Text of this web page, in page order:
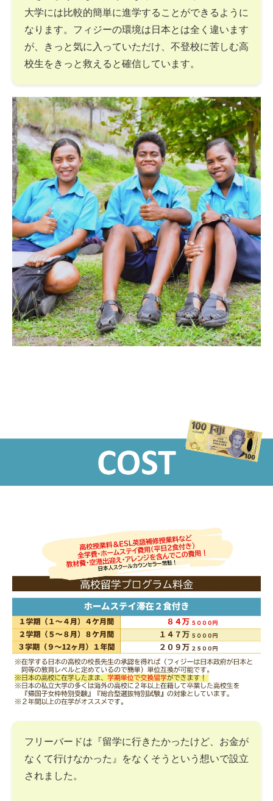
大学には比較的簡単に進学することができるように
なります。フィジーの環境は日本とは全く違います
が、きっと気に入っていただけ、不登校に苦しむ高
校生をきっと救えると確信しています。
フリーバードは『留学に行きたかったけど、お金が
なくて行けなかった』をなくそうという想いで設立
されました。